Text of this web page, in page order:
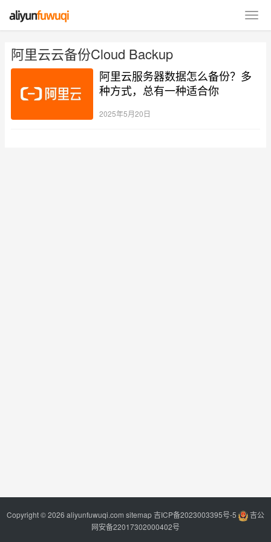
阿里云云备份Cloud Backup
阿里云服务器数据怎么备份？多
种方式，总有一种适合你
2025年5月20日
Copyright © 2026 aliyunfuwuqi.com sitemap吉ICP备2023003395号-5
吉公
网安备22017302000402号